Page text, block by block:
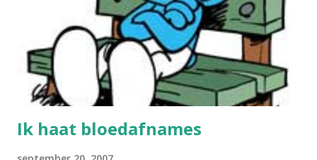
eigenlijk? Placebo effect? Maar dan zou je dat toch ook
hebben met de klassieke behandelingsmodaliteiten, zou je
denken. Nu is er wel een groeiend wantrouwen tegenover
de klassieke geneeskunde en een toenemend vertrouwen
tegenover ...
Ik haat bloedafnames